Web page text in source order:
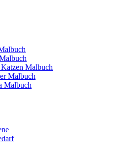
Malbuch
Malbuch
Malbuch